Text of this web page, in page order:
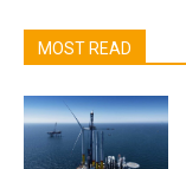
MOST READ